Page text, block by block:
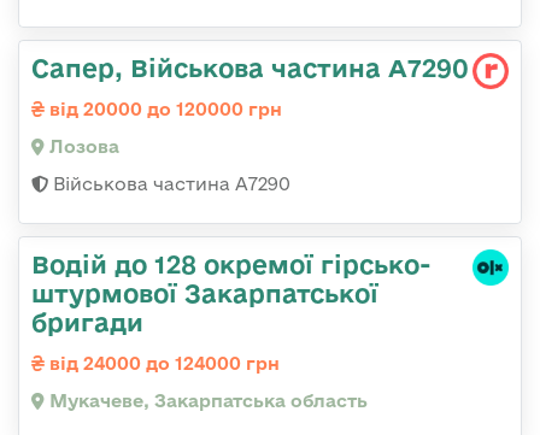
Сапер, Військова частина А7290
від 20000 до 120000 грн
Лозова
Військова частина А7290
Водій до 128 окремої гірсько-
штурмової Закарпатської
бригади
від 24000 до 124000 грн
Мукачеве, Закарпатська область